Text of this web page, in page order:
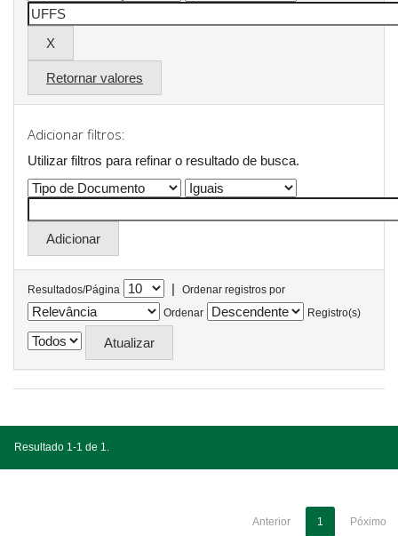
Retornar valores
Adicionar filtros:
Utilizar filtros para refinar o resultado de busca.
Resultados/Página |
Ordenar registros por
Ordenar
Registro(s)
Resultado 1-1 de 1.
Anterior 1 Póximo